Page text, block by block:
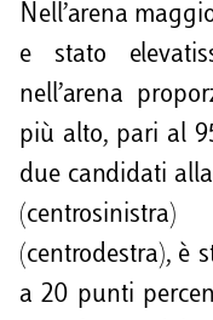
Nell’arena
e stato
nell’arena
più alto, pari al
due candidati
(centrodestra), è
a 20 punti